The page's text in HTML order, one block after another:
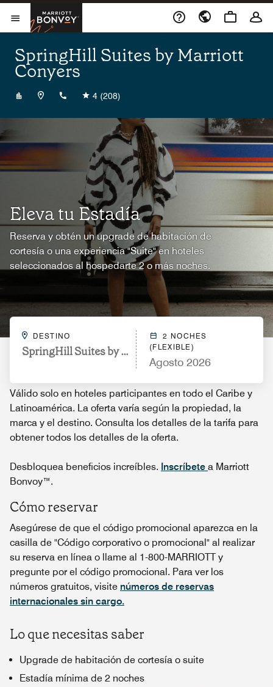
Skip to Content
Abrir el menú
Marriott Bonvoy
SpringHill Suites by Marriott
Conyers
+16789642400
4 (208)
Eleva tu Estadía
Reserva y obtén un upgrade de habitación de
cortesía o una experiencia "Suite" en hoteles
seleccionados al hospedarte 2 o más noches.
DESTINO
SpringHill Suites by Marriott Conyers
2 NOCHES
(FLEXIBLE)
Agosto 2026
Válido solo en hoteles participantes en todo el Caribe y
Latinoamérica. La oferta varía según la propiedad, la
marca y el destino. Consulta los detalles de la tarifa para
obtener todos los detalles de la oferta.
Desbloquea beneficios increíbles. Inscríbete a Marriott
Bonvoy™.
Cómo reservar
Asegúrese de que el código promocional aparezca en la
casilla de "Código corporativo o promocional" al realizar
su reserva en línea o llame al 1-800-MARRIOTT y
pregunte por el código promocional. Para ver los
números gratuitos, visite números de reservas
internacionales sin cargo.
Lo que necesitas saber
Upgrade de habitación de cortesía o suite
Estadía mínima de 2 noches